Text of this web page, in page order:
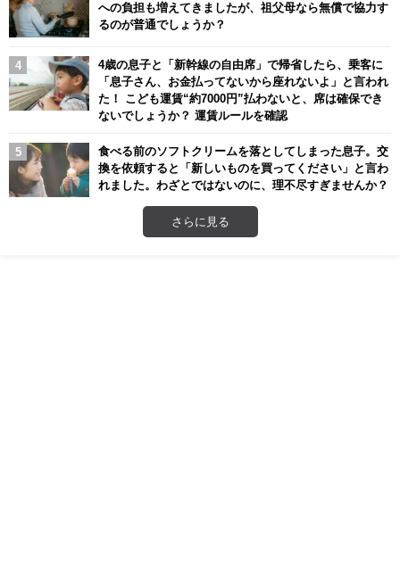
への負担も増えてきましたが、祖父母なら無償で協力す
るのが普通でしょうか？
4歳の息子と「新幹線の自由席」で帰省したら、乗客に
「息子さん、お金払ってないから座れないよ」と言われ
た！ こども運賃“約7000円”払わないと、席は確保でき
ないでしょうか？ 運賃ルールを確認
食べる前のソフトクリームを落としてしまった息子。交
換を依頼すると「新しいものを買ってください」と言わ
れました。わざとではないのに、理不尽すぎませんか？
さらに見る